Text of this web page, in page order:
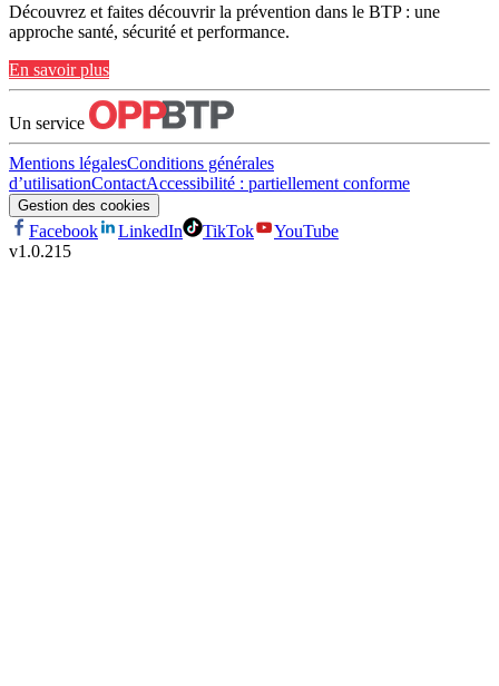
Découvrez et faites découvrir la prévention dans le BTP : une
approche santé, sécurité et performance.
En savoir plus
Un service
Mentions légalesConditions générales
d’utilisationContactAccessibilité : partiellement conforme
Gestion des cookies
Facebook LinkedIn TikTok
YouTube
v1.0.215